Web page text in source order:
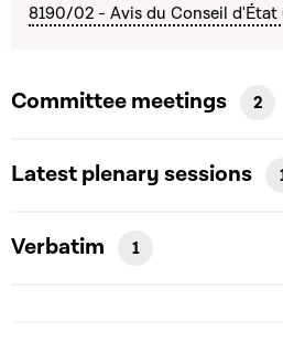
8190/02 - Avis du Conseil d'État
Committee meetings 2
Latest plenary sessions
Verbatim 1